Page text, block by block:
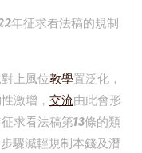
年征求看法稿的規制
上風位教學置泛化，
激增， 交流由此會形
求看法稿第13條的類
驟減輕規制本錢及潛